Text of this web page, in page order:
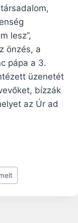
lesz”,
önzés, a
pápa a 3.
üzenetét
bízzák
az Úr ad